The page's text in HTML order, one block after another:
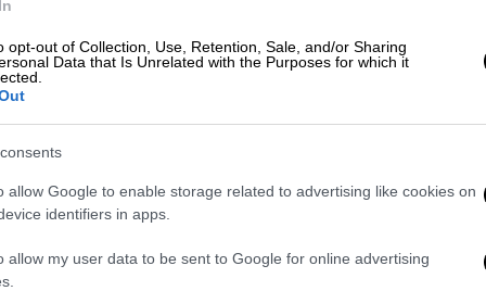
opt-out of Collection, Use, Retention, Sale, and/or Sharing
Data that Is Unrelated with the Purposes for which it
allow Google to enable storage related to advertising like cookies on
identifiers in apps.
allow my user data to be sent to Google for online advertising